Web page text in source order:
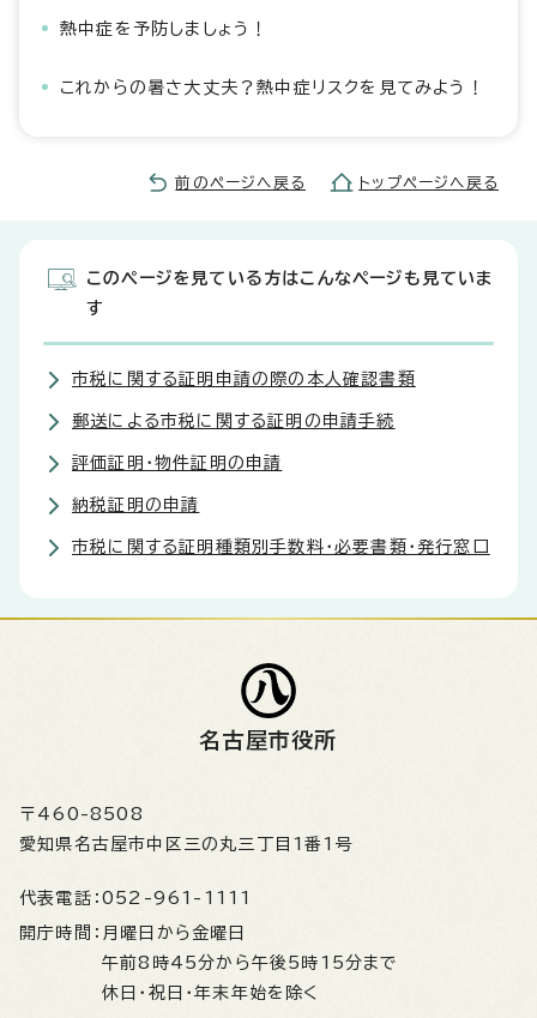
熱中症を予防しましょう！
これからの暑さ大丈夫？熱中症リスクを見てみよう！
前のページへ戻る トップページへ戻る
このページを見ている方はこんなページも見ていま
す
市税に関する証明申請の際の本人確認書類
郵送による市税に関する証明の申請手続
評価証明・物件証明の申請
納税証明の申請
市税に関する証明種類別手数料・必要書類・発行窓口
名古屋市役所
〒460-8508
愛知県名古屋市中区三の丸三丁目1番1号
代表電話： 052-961-1111
開庁時間： 月曜日から金曜日
午前8時45分から午後5時15分まで
休日・祝日・年末年始を除く